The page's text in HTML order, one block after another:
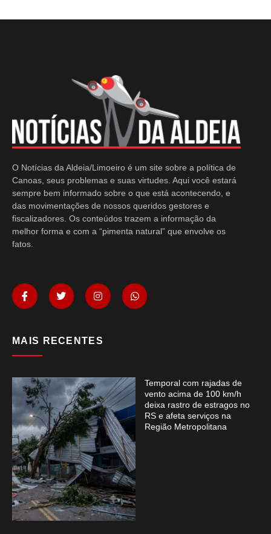
O Notícias da Aldeia/Limoeiro é um site sobre a política de
Canoas, seus problemas e suas virtudes. Aqui você estará
sempre bem informado sobre o que está acontecendo, e
das movimentações de nossos queridos gestores e
fiscalizadores. Os conteúdos trazem a informação da
melhor forma e com a “pimenta natural” que envolve os
fatos.
MAIS RECENTES
Temporal com rajadas de
vento acima de 100 km/h
deixa rastro de estragos no
RS e afeta serviços na
Região Metropolitana